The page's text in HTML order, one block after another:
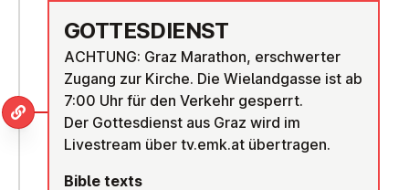
GOTTES­DI­ENST
ACHTUNG: Graz Marathon, erschwerter
Zugang zur Kirche. Die Wielandgasse ist ab
7:00 Uhr für den Verkehr gesperrt.
Der Gottesdienst aus Graz wird im
Livestream über tv.emk.at übertragen.
Bible texts